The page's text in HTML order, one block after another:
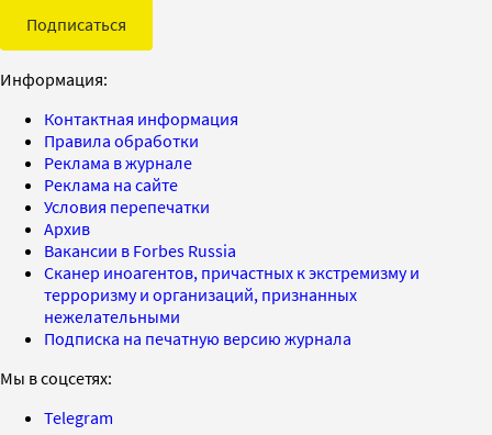
Подписаться
Информация:
Контактная информация
Правила обработки
Реклама в журнале
Реклама на сайте
Условия перепечатки
Архив
Вакансии в Forbes Russia
Сканер иноагентов, причастных к экстремизму и
терроризму и организаций, признанных
нежелательными
Подписка на печатную версию журнала
Мы в соцсетях:
Telegram